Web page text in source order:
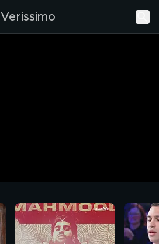
Verissimo